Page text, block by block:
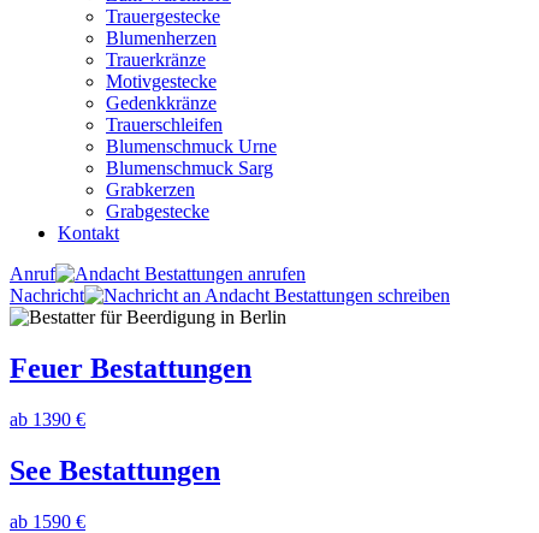
Trauergestecke
Blumenherzen
Trauerkränze
Motivgestecke
Gedenkkränze
Trauerschleifen
Blumenschmuck Urne
Blumenschmuck Sarg
Grabkerzen
Grabgestecke
Kontakt
Anruf
Nachricht
Feuer Bestattungen
ab 1390 €
See Bestattungen
ab 1590 €